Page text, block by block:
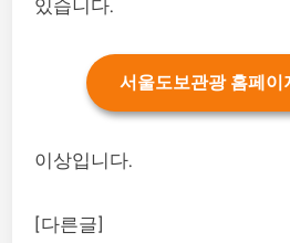
있습니다.
서울도보관광 홈페이
이상입니다.
[다른글]